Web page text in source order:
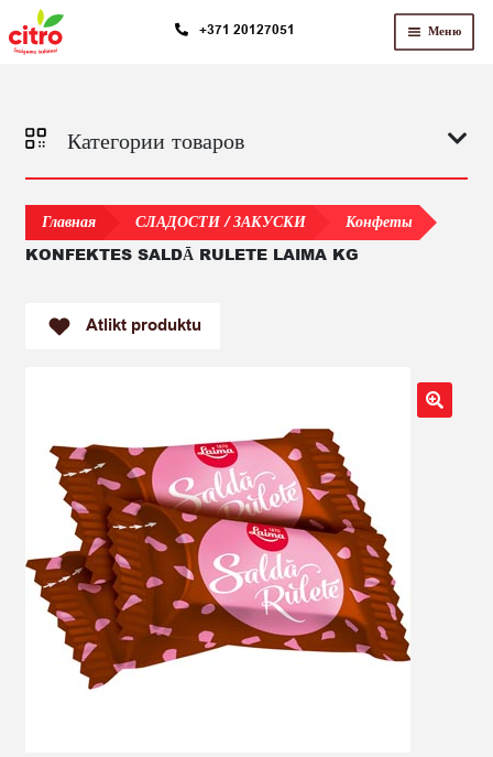
Перейти
Перейти
+371 20127051 Меню
Категории товаров
Главная СЛАДОСТИ / ЗАКУСКИ
Конфеты
KONFEKTES SALDĀ RULETE LAIMA KG
Atlikt produktu